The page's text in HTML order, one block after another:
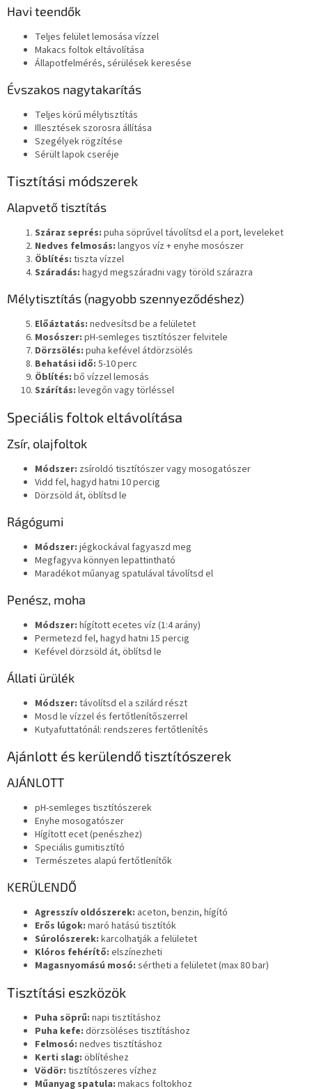
Havi teendők
Teljes felület lemosása vízzel
Makacs foltok eltávolítása
Állapotfelmérés, sérülések keresése
Évszakos nagytakarítás
Teljes körű mélytisztítás
Illesztések szorosra állítása
Szegélyek rögzítése
Sérült lapok cseréje
Tisztítási módszerek
Alapvető tisztítás
Száraz seprés: puha söprűvel távolítsd el a port, leveleket
Nedves felmosás: langyos víz + enyhe mosószer
Öblítés: tiszta vízzel
Száradás: hagyd megszáradni vagy töröld szárazra
Mélytisztítás (nagyobb szennyeződéshez)
Előáztatás: nedvesítsd be a felületet
Mosószer: pH-semleges tisztítószer felvitele
Dörzsölés: puha kefével átdörzsölés
Behatási idő: 5-10 perc
Öblítés: bő vízzel lemosás
Szárítás: levegőn vagy törléssel
Speciális foltok eltávolítása
Zsír, olajfoltok
Módszer: zsíroldó tisztítószer vagy mosogatószer
Vidd fel, hagyd hatni 10 percig
Dörzsöld át, öblítsd le
Rágógumi
Módszer: jégkockával fagyaszd meg
Megfagyva könnyen lepattintható
Maradékot műanyag spatulával távolítsd el
Penész, moha
Módszer: hígított ecetes víz (1:4 arány)
Permetezd fel, hagyd hatni 15 percig
Kefével dörzsöld át, öblítsd le
Állati ürülék
Módszer: távolítsd el a szilárd részt
Mosd le vízzel és fertőtlenítőszerrel
Kutyafuttatónál: rendszeres fertőtlenítés
Ajánlott és kerülendő tisztítószerek
AJÁNLOTT
pH-semleges tisztítószerek
Enyhe mosogatószer
Hígított ecet (penészhez)
Speciális gumitisztító
Természetes alapú fertőtlenítők
KERÜLENDŐ
Agresszív oldószerek: aceton, benzin, hígító
Erős lúgok: maró hatású tisztítók
Súrolószerek: karcolhatják a felületet
Klóros fehérítő: elszínezheti
Magasnyomású mosó: sértheti a felületet (max 80 bar)
Tisztítási eszközök
Puha söprű: napi tisztításhoz
Puha kefe: dörzsöléses tisztításhoz
Felmosó: nedves tisztításhoz
Kerti slag: öblítéshez
Vödör: tisztítószeres vízhez
Műanyag spatula: makacs foltokhoz